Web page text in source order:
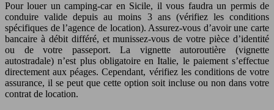
Pour louer un camping-car en Sicile, il vous faudra un permis de
conduire valide depuis au moins 3 ans (vérifiez les conditions
spécifiques de l’agence de location). Assurez-vous d’avoir une carte
bancaire à débit différé, et munissez-vous de votre pièce d’identité
ou de votre passeport. La vignette autoroutière (vignette
autostradale) n’est plus obligatoire en Italie, le paiement s’effectue
directement aux péages. Cependant, vérifiez les conditions de votre
assurance, il se peut que cette option soit incluse ou non dans votre
contrat de location.